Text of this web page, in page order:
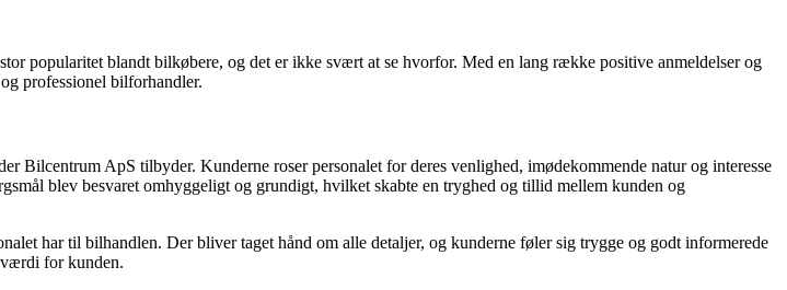
popularitet blandt bilkøbere, og det er ikke svært at se hvorfor. Med en lang række positive anmeldelser og
professionel bilforhandler.
Bilcentrum ApS tilbyder. Kunderne roser personalet for deres venlighed, imødekommende natur og interesse
blev besvaret omhyggeligt og grundigt, hvilket skabte en tryghed og tillid mellem kunden og
har til bilhandlen. Der bliver taget hånd om alle detaljer, og kunderne føler sig trygge og godt informerede
værdi for kunden.